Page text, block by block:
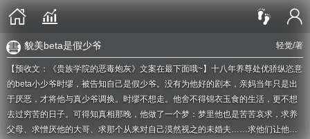
轻觉/著
貌美beta是假少爷
【预收文：《贵族学院的恶毒炮灰》文案在最下面哦~】十八年养尊处优骄纵恣意
的beta小少爷时缪，被告知自己是假少爷。没有为他好的剧本，亲妈当年只是出
于厌恶，才将他与真少爷调换。时缪不想走。他舍不得锦衣玉食的生活，更不想
去过穷苦的日子。可得知真相那晚，他做了一个梦：梦里他也是苦苦哀求，求养
父母、求憎厌他的大哥、求那个从来对自己漠然视之的未婚夫……求他们让他留